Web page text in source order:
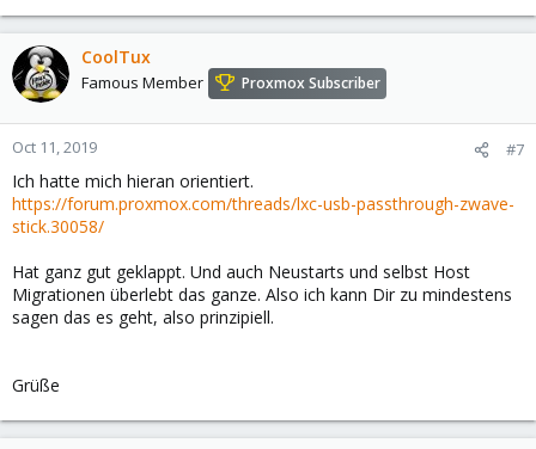
CoolTux
Famous Member Proxmox Subscriber
Oct 11, 2019 #7
Ich hatte mich hieran orientiert.
https://forum.proxmox.com/threads/lxc-usb-passthrough-zwave-
stick.30058/
Hat ganz gut geklappt. Und auch Neustarts und selbst Host
Migrationen überlebt das ganze. Also ich kann Dir zu mindestens
sagen das es geht, also prinzipiell.
Grüße